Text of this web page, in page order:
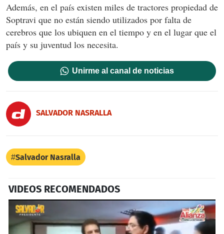
Además, en el país existen miles de tractores propiedad de
Soptravi que no están siendo utilizados por falta de
cerebros que los ubiquen en el tiempo y en el lugar que el
país y su juventud los necesita.
Unirme al canal de noticias
SALVADOR NASRALLA
Salvador Nasralla
VIDEOS RECOMENDADOS